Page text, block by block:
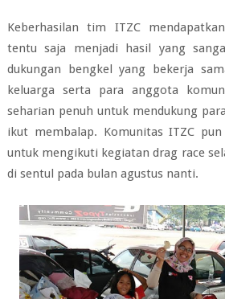
Keberhasilan tim ITZC
tentu saja menjadi hasil yang
dukungan bengkel yang bekerja
keluarga serta para anggota
seharian penuh untuk mendukung
ikut membalap. Komunitas ITZC
untuk mengikuti kegiatan drag race
di sentul pada bulan agustus nanti.